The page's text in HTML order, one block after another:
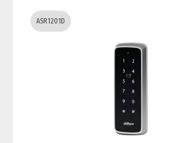
ASR1201D